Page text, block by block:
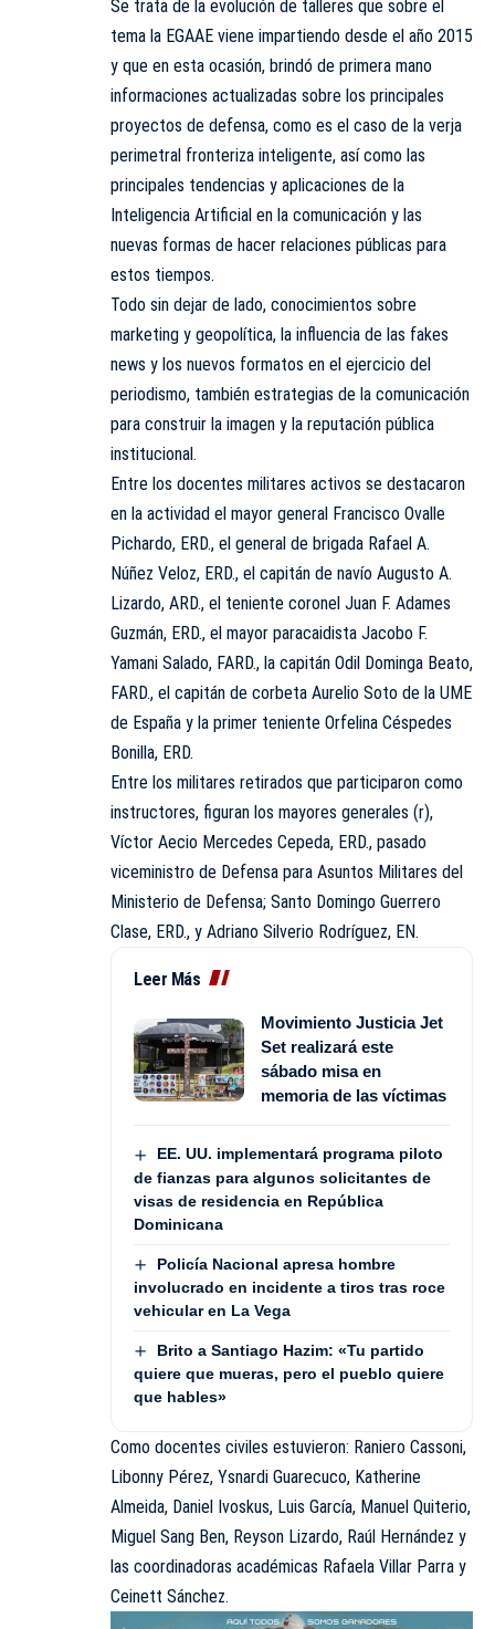
Se trata de la evolución de talleres que sobre el
tema la EGAAE viene impartiendo desde el año 2015
y que en esta ocasión, brindó de primera mano
informaciones actualizadas sobre los principales
proyectos de defensa, como es el caso de la verja
perimetral fronteriza inteligente, así como las
principales tendencias y aplicaciones de la
Inteligencia Artificial en la comunicación y las
nuevas formas de hacer relaciones públicas para
estos tiempos.
Todo sin dejar de lado, conocimientos sobre
marketing y geopolítica, la influencia de las fakes
news y los nuevos formatos en el ejercicio del
periodismo, también estrategias de la comunicación
para construir la imagen y la reputación pública
institucional.
Entre los docentes militares activos se destacaron
en la actividad el mayor general Francisco Ovalle
Pichardo, ERD., el general de brigada Rafael A.
Núñez Veloz, ERD., el capitán de navío Augusto A.
Lizardo, ARD., el teniente coronel Juan F. Adames
Guzmán, ERD., el mayor paracaidista Jacobo F.
Yamani Salado, FARD., la capitán Odil Dominga Beato,
FARD., el capitán de corbeta Aurelio Soto de la UME
de España y la primer teniente Orfelina Céspedes
Bonilla, ERD.
Entre los militares retirados que participaron como
instructores, figuran los mayores generales (r),
Víctor Aecio Mercedes Cepeda, ERD., pasado
viceministro de Defensa para Asuntos Militares del
Ministerio de Defensa; Santo Domingo Guerrero
Clase, ERD., y Adriano Silverio Rodríguez, EN.
Leer Más
Movimiento Justicia Jet
Set realizará este
sábado misa en
memoria de las víctimas
EE. UU. implementará programa piloto
de fianzas para algunos solicitantes de
visas de residencia en República
Dominicana
Policía Nacional apresa hombre
involucrado en incidente a tiros tras roce
vehicular en La Vega
Brito a Santiago Hazim: «Tu partido
quiere que mueras, pero el pueblo quiere
que hables»
Como docentes civiles estuvieron: Raniero Cassoni,
Libonny Pérez, Ysnardi Guarecuco, Katherine
Almeida, Daniel Ivoskus, Luis García, Manuel Quiterio,
Miguel Sang Ben, Reyson Lizardo, Raúl Hernández y
las coordinadoras académicas Rafaela Villar Parra y
Ceinett Sánchez.